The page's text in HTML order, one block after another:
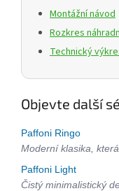
Montážní návod
Rozkres
Technický
Objevte další
Paffoni Ringo
Moderní klasika,
Paffoni Light
Čistý minimalistický